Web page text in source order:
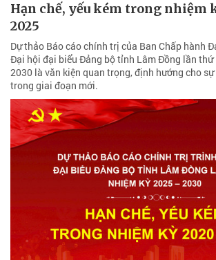
Hạn chế, yếu kém trong nhiệm
2025
Dự thảo Báo cáo chính trị của Ban Chấp hành
Đại hội đại biểu Đảng bộ tỉnh Lâm Đồng lần thứ
2030 là văn kiện quan trọng, định hướng cho
trong giai đoạn mới.